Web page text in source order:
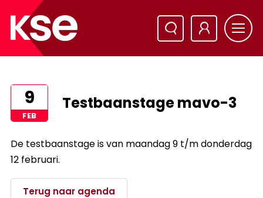
9
FEB
Testbaanstage mavo-3
De testbaanstage is van maandag 9 t/m donderdag
12 februari.
Terug naar agenda